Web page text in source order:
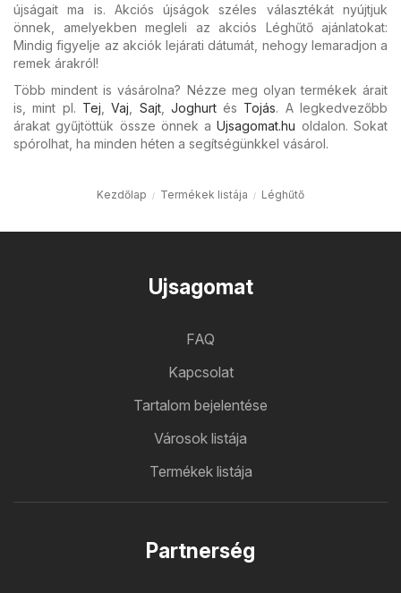
újságait ma is. Akciós újságok széles választékát nyújtjuk
önnek, amelyekben megleli az akciós Léghűtő ajánlatokat:
Mindig figyelje az akciók lejárati dátumát, nehogy lemaradjon a
remek árakról!
Több mindent is vásárolna? Nézze meg olyan termékek árait
is, mint pl. Tej ,Vaj Sajt, Joghurtés Tojás. A legkedvezőbb
árakat gyűjtöttük össze önnek aUjsagomat.hu oldalon. Sokat
spórolhat, ha minden héten a segítségünkkel vásárol.
Kezdőlap Termékek listája Léghűtő
Ujsagomat
FAQ
Kapcsolat
Tartalom bejelentése
Városok listája
Termékek listája
Partnerség